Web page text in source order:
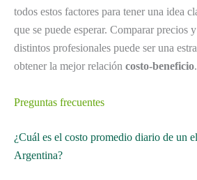
todos estos factores para tener una idea
que se puede esperar. Comparar precios
distintos profesionales puede ser una
obtener la mejor relación costo-beneficio.
Preguntas frecuentes
¿Cuál es el costo promedio diario de un
Argentina?